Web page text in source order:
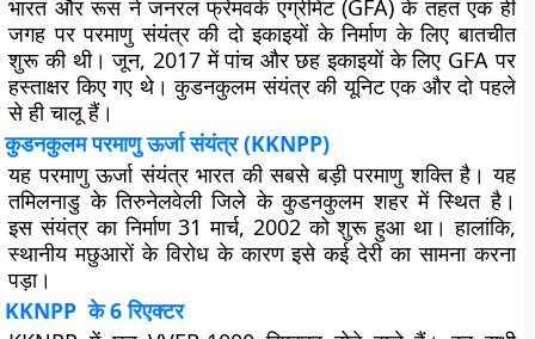
भारत और रूस ने जनरल फ्रेमवर्क एग्रीमेंट (GFA) के तहत एक ही
जगह पर परमाणु संयंत्र की दो इकाइयों के निर्माण के लिए बातचीत
शुरू की थी। जून, 2017 में पांच और छह इकाइयों के लिए GFA पर
हस्ताक्षर किए गए थे। कुडनकुलम संयंत्र की यूनिट एक और दो पहले
से ही चालू हैं।
कुडनकुलम परमाणु ऊर्जा संयंत्र (KKNPP)
यह परमाणु ऊर्जा संयंत्र भारत की सबसे बड़ी परमाणु शक्ति है। यह
तमिलनाडु के तिरुनेलवेली जिले के कुडनकुलम शहर में स्थित है।
इस संयंत्र का निर्माण 31 मार्च, 2002 को शुरू हुआ था। हालांकि,
स्थानीय मछुआरों के विरोध के कारण इसे कई देरी का सामना करना
पड़ा।
KKNPP के 6 रिएक्टर